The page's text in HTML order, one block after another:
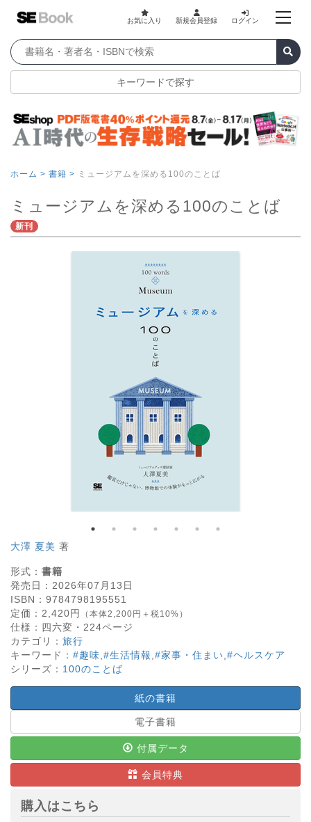
お気に入り 新規会員登録 ログイン
キーワードで探す
ホーム > 書籍 > ミュージアムを深める100のことば
ミュージアムを深める100のことば
新刊
大澤 夏美 著
形式： 書籍
発売日： 2026年07月13日
ISBN： 9784798195551
定価： 2,420円 （本体2,200円＋税10%）
仕様： 四六変・ 224ページ
カテゴリ： 旅行
キーワード： #趣味 #生活情報 #家事・住まい #ヘルスケア
シリーズ： 100のことば
紙の書籍
電子書籍
付属データ
会員特典
購入はこちら